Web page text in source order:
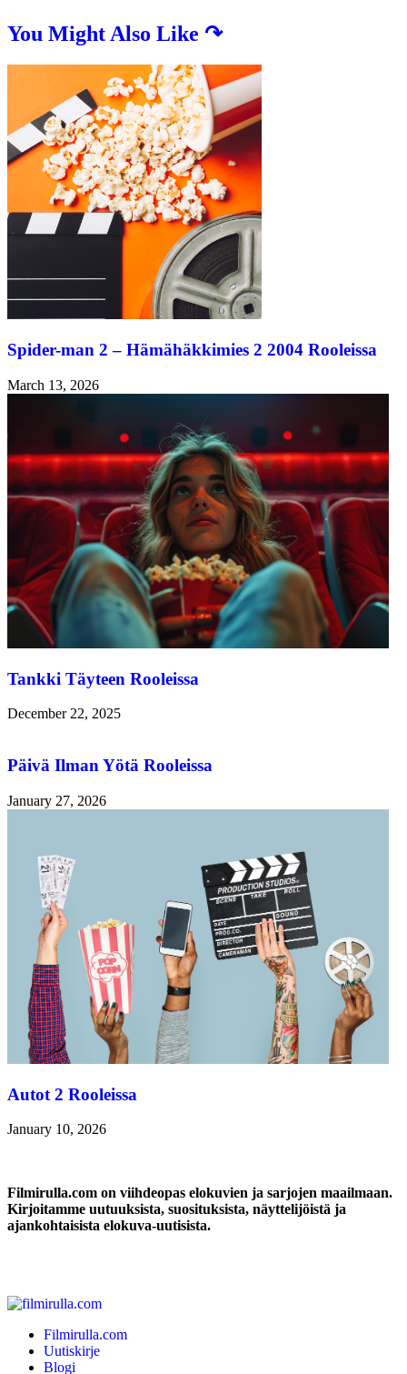
You Might Also Like ↷
Spider-man 2 – Hämähäkkimies 2 2004 Rooleissa
March 13, 2026
Tankki Täyteen Rooleissa
December 22, 2025
Päivä Ilman Yötä Rooleissa
January 27, 2026
Autot 2 Rooleissa
January 10, 2026
Filmirulla.com on viihdeopas elokuvien ja sarjojen maailmaan.
Kirjoitamme uutuuksista, suosituksista, näyttelijöistä ja
ajankohtaisista elokuva-uutisista.
Filmirulla.com
Uutiskirje
Blogi